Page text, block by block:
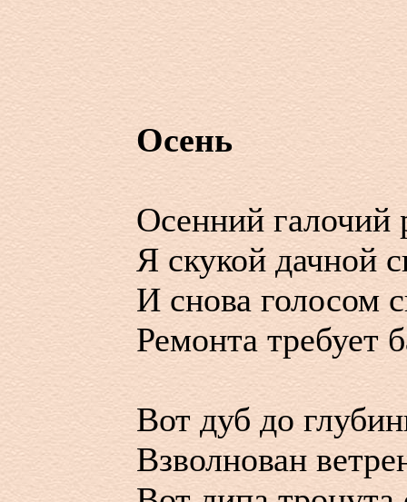
Осень
Осенний галочий
Я скукой дачной
И снова голосом
Ремонта требует
Вот дуб до
Взволнован